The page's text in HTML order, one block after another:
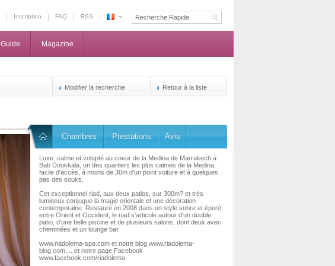
Inscription FAQ
RSS
Guide Magazine
Modifier la recherche Retour à la liste
Chambres Prestations Avis
Luxe, calme et volupté au coeur de la Medina de Marrakech à
Bab Doukkala, un des quartiers les plus calmes de la Medina,
facile d'accès, à moins de 30m d'un point voiture et à quelques
pas des souks.
Cet exceptionnel riad, aux deux patios, sur 300m? et très
lumineux conjugue la magie orientale et une décoration
contemporaine. Restauré en 2008 dans un style sobre et épuré,
entre Orient et Occident, le riad s'articule autour d'un double
patio, d'une belle piscine et de plusieurs salons, dont deux avec
cheminées et un lounge bar.
www.riadolema-spa.com et notre blog www.riadolema-
blog.com.... et notre page Facebook
www.facebook.com/riadolema